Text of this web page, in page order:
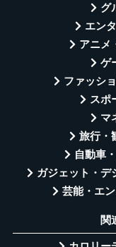
グ
エン
アニメ
ゲ
ファッシ
スポ
マ
旅行・
自動車
ガジェット・デ
芸能・エ
関